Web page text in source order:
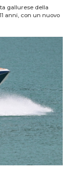
gallurese della
anni, con un nuovo